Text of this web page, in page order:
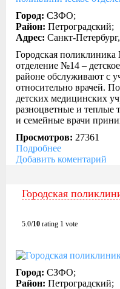
Город: СЗФО;
Район: Петроградский;
Адрес: Санкт-
Городская
отделение №14 –
районе обслуживают с
относительно врачей.
детских медицинских
разноцветные и теплые
и семейные врачи
Просмотров: 27361
Подробнее
Добавить коментарий
Городская
5.0/10 rating 1 vote
Город: СЗФО;
Район: Петроградский;